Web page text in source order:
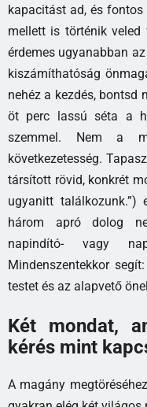
kapacitást ad, és
mellett is történik
érdemes ugyanabban
kiszámíthatóság
nehéz a kezdés, bontsd
öt perc lassú séta a
szemmel. Nem a
következetesség.
társított rövid, konkrét
ugyanitt
három apró dolog
napindító- vagy
Mindenszentekkor
testet és az alapvető
Két mondat,
kérés mint
A magány